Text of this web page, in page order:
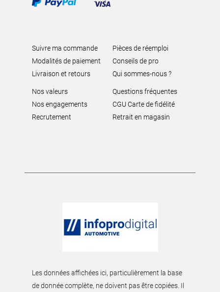
Suivre ma commande
Modalités de paiement
Livraison et retours
Pièces de réemploi
Conseils de pro
Qui sommes-nous ?
Nos valeurs
Nos engagements
Recrutement
Questions fréquentes
CGU Carte de fidélité
Retrait en magasin
Les données affichées ici, particulièrement la base
de donnée complète, ne doivent pas être copiées. Il